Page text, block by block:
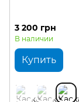
3 200 грн
В наличии
Купить